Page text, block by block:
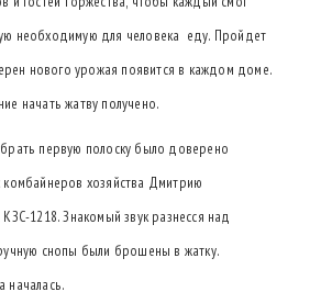
необходимую для человека еду. Пройдет
нового урожая появится в каждом доме.
начать жатву получено.
первую полоску было доверено
хозяйства Дмитрию
1218. Знакомый звук разнесся над
снопы были брошены в жатку.
началась.